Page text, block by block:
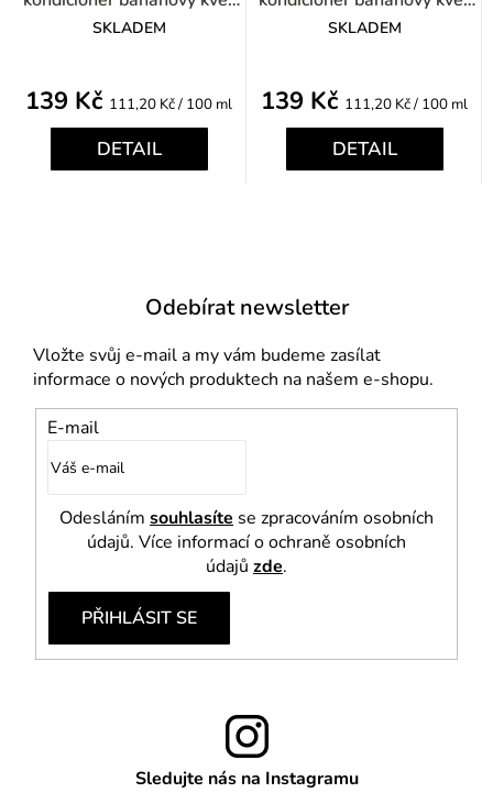
125ml
SKLADEM
139 Kč Měrná
111,20 Kč / 100 ml
DETAIL
125ml
SKLADEM
139 Kč Měrná
111,20 Kč / 100 ml
DETAIL
Odebírat newsletter
Vložte svůj e-mail a my vám budeme zasílat
informace o nových produktech na našem e-shopu.
E-mail
Odesláním souhlasíte se zpracováním osobních
údajů. Více informací o ochraně osobních
údajů zde.
PŘIHLÁSIT SE
Sledujte nás na Instagramu